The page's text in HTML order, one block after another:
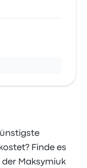
Finde es
Maksymiuk